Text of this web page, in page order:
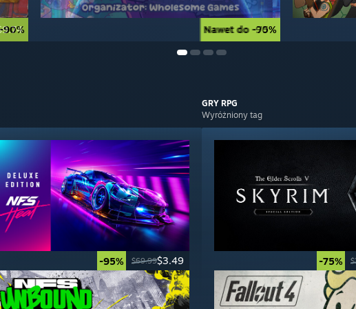
90% Nawet do -75%
Nawet do -90%
-95% $69.99$3.49
GRY RPG
Wyróżniony tag
-75%